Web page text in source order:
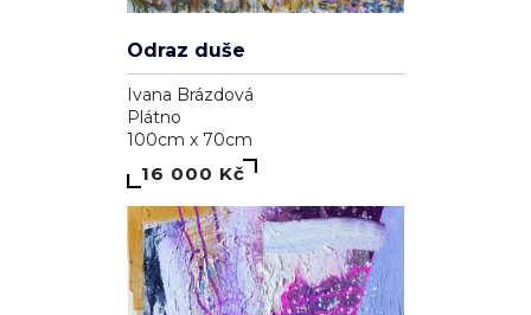
Odraz duše
Ivana Brázdová
Plátno
100cm x 70cm
16 000 Kč